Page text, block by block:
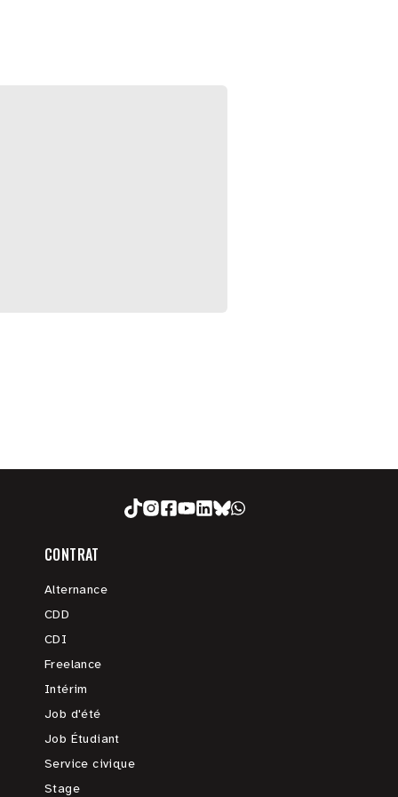
CONTRAT
Alternance
CDD
CDI
Freelance
Intérim
Job d'été
Job Étudiant
Service civique
Stage